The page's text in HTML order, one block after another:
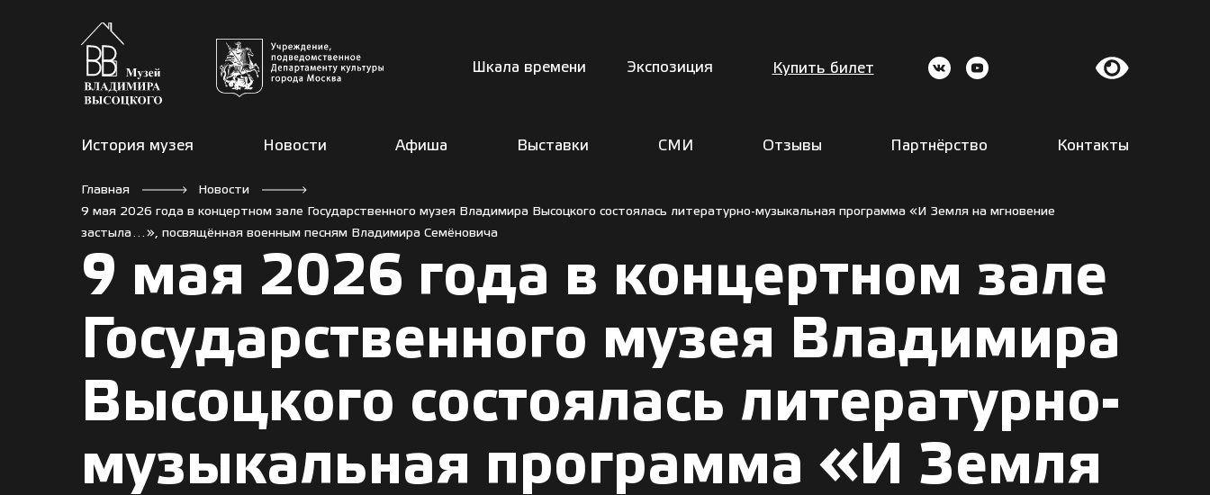
Шкала времени Экспозиция Купить билет
История музея Новости Афиша Выставки СМИ Отзывы Партнёрство Контакты
Главная
Новости
9 мая 2026 года в концертном зале Государственного музея Владимира Высоцкого состоялась литературно-музыкальная программа «И Земля на мгновение
застыла…», посвящённая военным песням Владимира Семёновича
9 мая 2026 года в концертном зале
Государственного музея Владимира
Высоцкого состоялась литературно-
музыкальная программа «И Земля